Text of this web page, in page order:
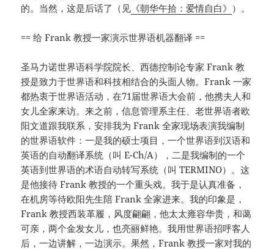
的。当然，这是后话了（见 《朝华午拾：爱情自白》 ）。
== 给 Frank 教授一家演示世界语机器翻译 ==
圣马力诺世界语科学院院长、西德控制论专家 Frank 教
授是致力于世界语和科技相结合的头面人物。Frank 一家
都热衷于世界语活动，在71届世界语大会前，他携夫人和
女儿全家来访。来之前，信息管理系主任、老世界语者欧
阳文道跟我联系，安排我为 Frank 全家现场表演我编制
的世界语软件：一是我的硕士项目，一个世界语到汉语和
英语的自动翻译系统（叫 E-Ch/A），二是我编制的一个
英语到世界语的术语自动转写系统（叫 TERMINO）。这
是他接待 Frank 教授的一个重头戏。我于是认真准备，
在机房等待欧阳先生陪 Frank 全家进来。我的印象是，
Frank 教授西装革履，风度翩翩，他太太雍容华贵，和蔼
可亲，两个金发女儿，也亮丽鲜艳。我用世界语招呼客人
后，一边讲解，一边演示。果然，Frank 教授一家对我的